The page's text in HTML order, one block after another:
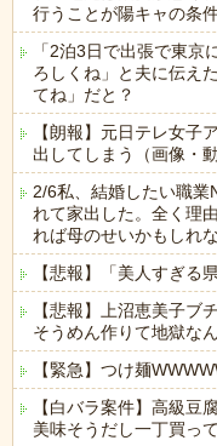
行うことが陽キャの条
「2泊3日で出張で東京
ろしくね」と夫に伝え
てね」だと？
【朗報】元日テレ女子
出してしまう（画像・動
2/6私、結婚したい職業
れて家出した。全く理
れば母のせいかもしれ
【悲報】「美人すぎる
【悲報】上沼恵美子ブ
そうめん作りて地獄なん
【緊急】つけ麺
【白バラ案件】高級
美味そうだし一丁買っ